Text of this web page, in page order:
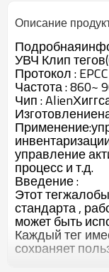
Описание
УВЧ Клип
Протокол :
Частота : 860~
Чип :
управление
процесс и т.д.
Введение :
Этот тегжалобы
стандарта ,
может быть
Каждый тег
сохраняет
продукт